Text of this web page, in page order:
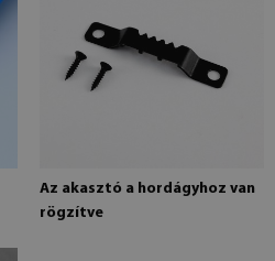
Az akasztó a hordágyhoz van
rögzítve